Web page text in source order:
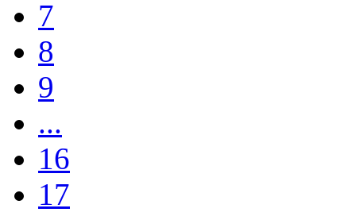
7
8
9
...
16
17